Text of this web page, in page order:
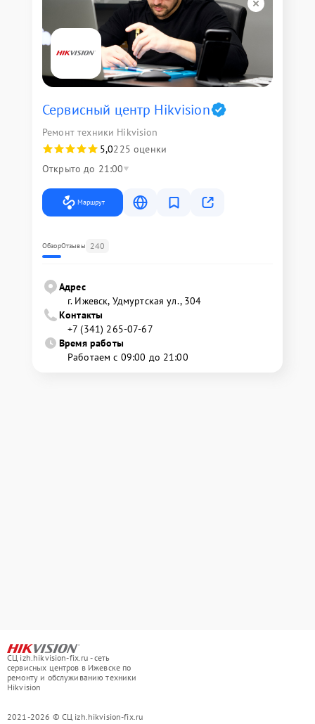
Сервисный центр Hikvision
Ремонт техники Hikvision
5,0225 оценки
Открыто до 21:00
Маршрут
ОбзорОтзывы 240
Адрес
г. Ижевск, Удмуртская ул., 304
Контакты
+7 (341) 265-07-67
Время работы
Работаем с 09:00 до 21:00
СЦ izh.hikvision-fix.ru - сеть
сервисных центров в Ижевске по
ремонту и обслуживанию техники
Hikvision
2021-2026 © СЦ izh.hikvision-fix.ru